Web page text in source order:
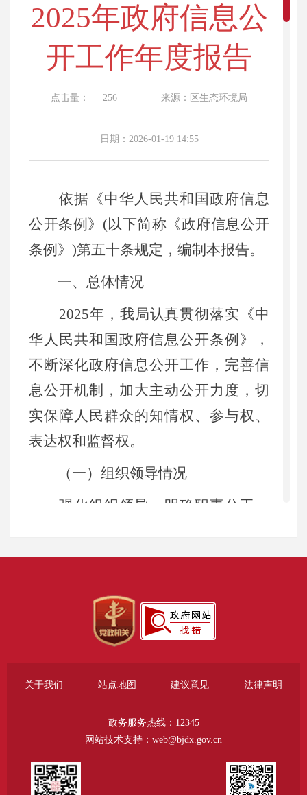
2025年政府信息公
开工作年度报告
点击量： 256 来源：区生态环境局
日期：2026-01-19 14:55
依据《中华人民共和国政府信息
公开条例》(以下简称《政府信息公开
条例》)第五十条规定，编制本报告。
一、总体情况
2025年，我局认真贯彻落实《中
华人民共和国政府信息公开条例》，
不断深化政府信息公开工作，完善信
息公开机制，加大主动公开力度，切
实保障人民群众的知情权、参与权、
表达权和监督权。
（一）组织领导情况
强化组织领导，明确职责分工，
组长，分管领导任副组长，明确办公
专人负责具体工作，其他业务科室做
好配合工作。坚持“主要领导亲自抓，
确保政府信息公开工作规范化、制度
（二）主动公开情况
全年通过政府网站主动公开信息
关于我们 站点地图 建议意见 法律声明
政务服务热线：12345
网站技术支持：web@bjdx.gov.cn